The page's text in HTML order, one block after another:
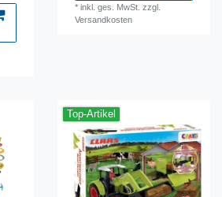
*inkl. ges. MwSt. zzgl.
Versandkosten
Top-Artikel